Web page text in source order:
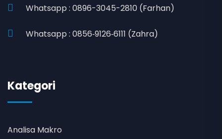
Whatsapp : 0896-3045-2810 (Farhan)
Whatsapp : 0856‑9126‑6111 (Zahra)
Kategori
Analisa Makro